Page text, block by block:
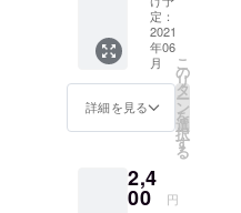
ただき
ます！
定：
2021
年06
月
詳細を見る
こ
の
リ
タ
ー
ン
を
選
択
す
る
2,4
00 円